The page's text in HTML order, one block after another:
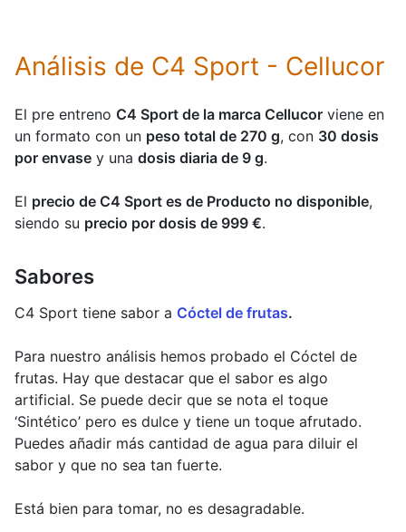
Análisis de C4 Sport - Cellucor
El pre entreno C4 Sport de la marca Cellucor viene en
un formato con un peso total de 270 g, con 30 dosis
por envase y una dosis diaria de 9 g.
El precio de C4 Sport es de Producto no disponible,
siendo su precio por dosis de 999 €.
Sabores
C4 Sport tiene sabor a Cóctel de frutas.
Para nuestro análisis hemos probado el Cóctel de
frutas. Hay que destacar que el sabor es algo
artificial. Se puede decir que se nota el toque
‘Sintético’ pero es dulce y tiene un toque afrutado.
Puedes añadir más cantidad de agua para diluir el
sabor y que no sea tan fuerte.
Está bien para tomar, no es desagradable.